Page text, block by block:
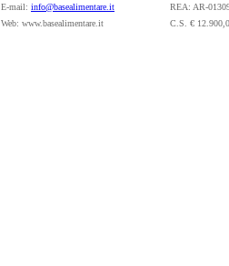
E-mail: info@basealimentare.it
Web: www.basealimentare.it
REA: AR-
C.S. €